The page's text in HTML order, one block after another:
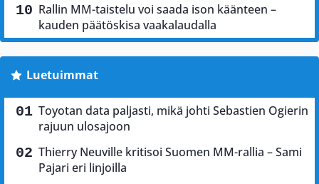
Rallin MM-taistelu voi saada ison käänteen –
kauden päätöskisa vaakalaudalla
Luetuimmat
Toyotan data paljasti, mikä johti Sebastien Ogierin
rajuun ulosajoon
Thierry Neuville kritisoi Suomen MM-rallia – Sami
Pajari eri linjoilla